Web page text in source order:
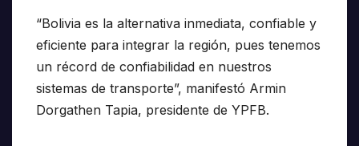
“Bolivia es la alternativa inmediata, confiable y
eficiente para integrar la región, pues tenemos
un récord de confiabilidad en nuestros
sistemas de transporte”, manifestó Armin
Dorgathen Tapia, presidente de YPFB.